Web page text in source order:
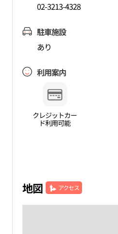
02-3213-4328
駐車施設
あり
利用案内
クレジットカー
ド利用可能
地図 アクセス